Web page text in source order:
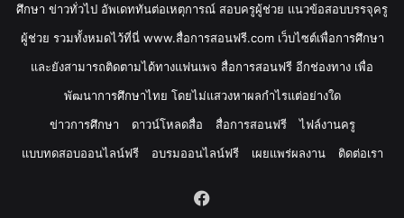
ศึกษา ข่าวทั่วไป อัพเดททันต่อเหตุการณ์ สอบครูผู้ช่วย แนวข้อสอบบรรจุครู
ผู้ช่วย รวมทั้งหมดไว้ที่นี่ www.สื่อการสอนฟรี.com เว็บไซต์เพื่อการศึกษา
และยังสามารถติดตามได้ทางแฟนเพจ สื่อการสอนฟรี อีกช่องทาง เพื่อ
พัฒนาการศึกษาไทย โดยไม่แสวงหาผลกำไรแต่อย่างใด
ข่าวการศึกษา
ดาวน์โหลดสื่อ สื่อการสอนฟรี
ไฟล์งานครู
แบบทดสอบออนไลน์ฟรี
อบรมออนไลน์ฟรี เผยแพร่ผลงาน ติดต่อเรา
Facebook